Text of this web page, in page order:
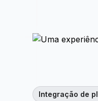
Integração de